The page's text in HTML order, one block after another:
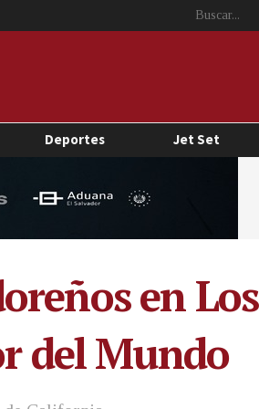
Deportes Jet Set
en Los
del Mundo